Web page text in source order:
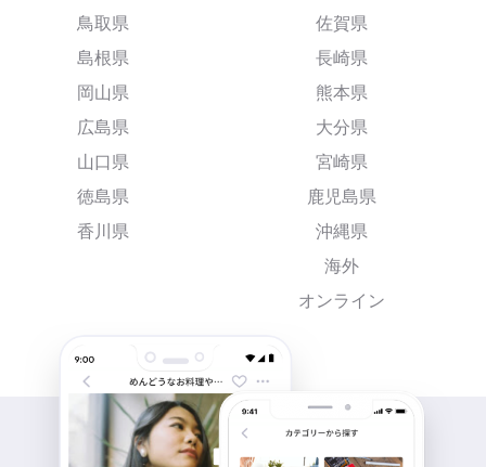
鳥取県
島根県
岡山県
広島県
山口県
徳島県
香川県
佐賀県
長崎県
熊本県
大分県
宮崎県
鹿児島県
沖縄県
海外
オンライン